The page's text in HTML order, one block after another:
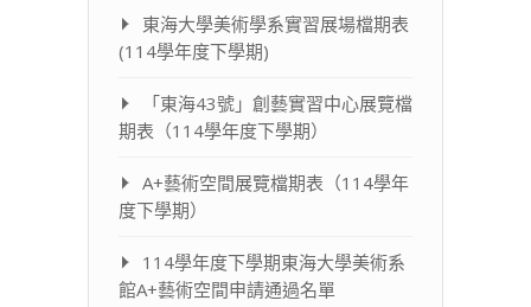
東海大學美術學系實習展場檔期表
(114學年度下學期)
「東海43號」創藝實習中心展覽檔
期表（114學年度下學期）
A+藝術空間展覽檔期表（114學年
度下學期）
114學年度下學期東海大學美術系
館A+藝術空間申請通過名單